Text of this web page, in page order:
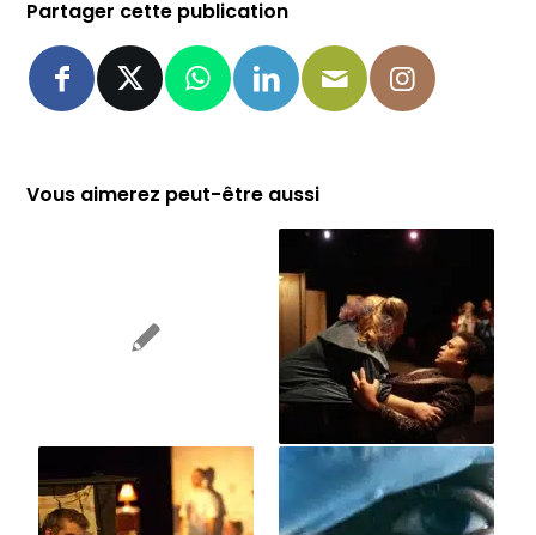
Partager cette publication
Vous aimerez peut-être aussi